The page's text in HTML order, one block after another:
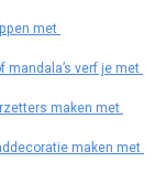
met
mandala’s verf je met
maken met
maken met